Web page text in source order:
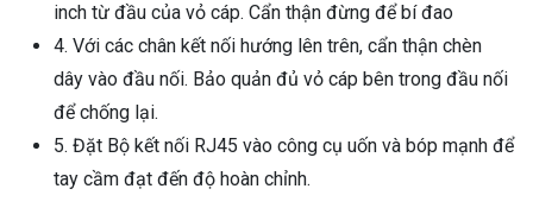
inch từ đầu của vỏ cáp. Cẩn thận đừng để bí đao
4. Với các chân kết nối hướng lên trên, cẩn thận chèn
dây vào đầu nối. Bảo quản đủ vỏ cáp bên trong đầu nối
để chống lại.
5. Đặt Bộ kết nối RJ45 vào công cụ uốn và bóp mạnh để
tay cầm đạt đến độ hoàn chỉnh.